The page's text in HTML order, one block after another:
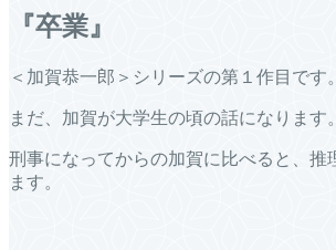
『卒業』
＜加賀恭一郎＞シリーズの第１作目です。
まだ、加賀が大学生の頃の話になります。
刑事になってからの加賀に比べると、推
ます。